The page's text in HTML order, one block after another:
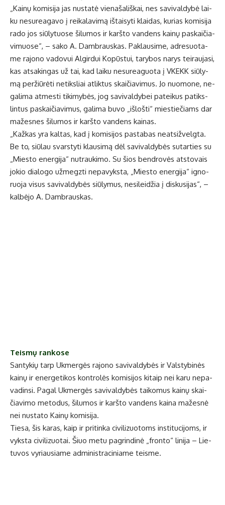
„Kai­nų ko­mi­si­ja jas nu­sta­tė vie­na­ša­liš­kai, nes sa­vi­val­dy­bė lai­
ku ne­su­re­a­ga­vo į rei­ka­la­vi­mą iš­tai­sy­ti klai­das, ku­rias ko­mi­si­ja
ra­do jos siū­ly­tuo­se ši­lu­mos ir karš­to van­dens kainų pa­skai­čia­
vi­muo­se“, – sa­ko A. Damb­raus­kas. Pa­klau­si­me, ad­re­suo­ta­
me ra­jo­no va­do­vui Al­gir­dui Ko­pūs­tui, ta­ry­bos na­rys tei­rau­ja­si,
kas at­sa­kin­gas už tai, kad lai­ku ne­su­re­a­guo­ta į VKEKK siū­ly­
mą per­žiū­rė­ti ne­tiks­liai at­lik­tus skai­čia­vi­mus. Jo nuo­mo­ne, ne­
ga­li­ma at­mes­ti ti­ki­my­bės, jog sa­vi­val­dy­bei pa­tei­kus pa­tiks­
lin­tus pa­skai­čia­vi­mus, ga­li­ma bu­vo „iš­loš­ti“ mies­tie­čiams dar
ma­žes­nes ši­lu­mos ir karš­to van­dens kai­nas.
„Kaž­kas yra kal­tas, kad į ko­mi­si­jos pa­sta­bas neat­si­žvelg­ta.
Be to, siū­lau svars­ty­ti klau­si­mą dėl sa­vi­val­dy­bės su­tar­ties su
„Mies­to ener­gi­ja“ nu­trau­ki­mo. Su šios ben­dro­vės at­sto­vais
jo­kio dia­lo­go už­megz­ti ne­pa­vyks­ta, „Mies­to ener­gi­ja“ ig­no­
ruo­ja vi­sus sa­vi­val­dy­bės siū­ly­mus, ne­si­lei­džia į dis­ku­si­jas“, –
kal­bė­jo A. Damb­raus­kas.
Teis­mų ran­ko­se
San­ty­kių tarp Uk­mer­gės ra­jo­no sa­vi­val­dy­bės ir Vals­ty­bi­nės
kai­nų ir ener­ge­ti­kos kon­tro­lės ko­mi­si­jos ki­taip nei ka­ru ne­pa­
va­din­si. Pa­gal Uk­mer­gės sa­vi­val­dy­bės tai­ko­mus kai­nų skai­
čia­vi­mo me­to­dus, ši­lu­mos ir karš­to van­dens kai­na ma­žes­nė
nei nu­sta­to Kai­nų ko­mi­si­ja.
Tie­sa, šis ka­ras, kaip ir pri­tin­ka ci­vi­li­zuo­toms ins­ti­tu­ci­joms, ir
vyks­ta ci­vi­li­zuo­tai. Šiuo me­tu pa­grin­di­nė „fron­to“ li­ni­ja – Lie­
tu­vos vy­riau­sia­me ad­mi­nist­ra­ci­nia­me teis­me.